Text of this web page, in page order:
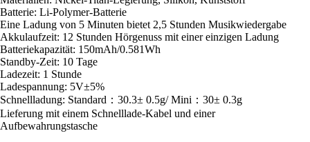
Batterie: Li-Polymer-Batterie
Eine Ladung von 5 Minuten bietet 2,5 Stunden Musikwiedergabe
Akkulaufzeit: 12 Stunden Hörgenuss mit einer einzigen Ladung
Batteriekapazität: 150mAh/0.581Wh
Standby-Zeit: 10 Tage
Ladezeit: 1 Stunde
Ladespannung: 5V±5%
Schnellladung: Standard：30.3± 0.5g/ Mini：30± 0.3g
Lieferung mit einem Schnelllade-Kabel und einer
Aufbewahrungstasche